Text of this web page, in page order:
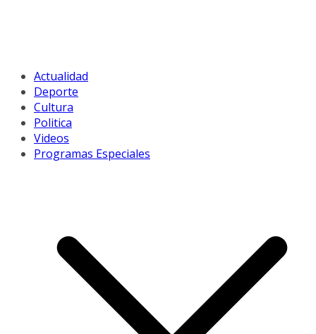
Actualidad
Deporte
Cultura
Politica
Videos
Programas Especiales